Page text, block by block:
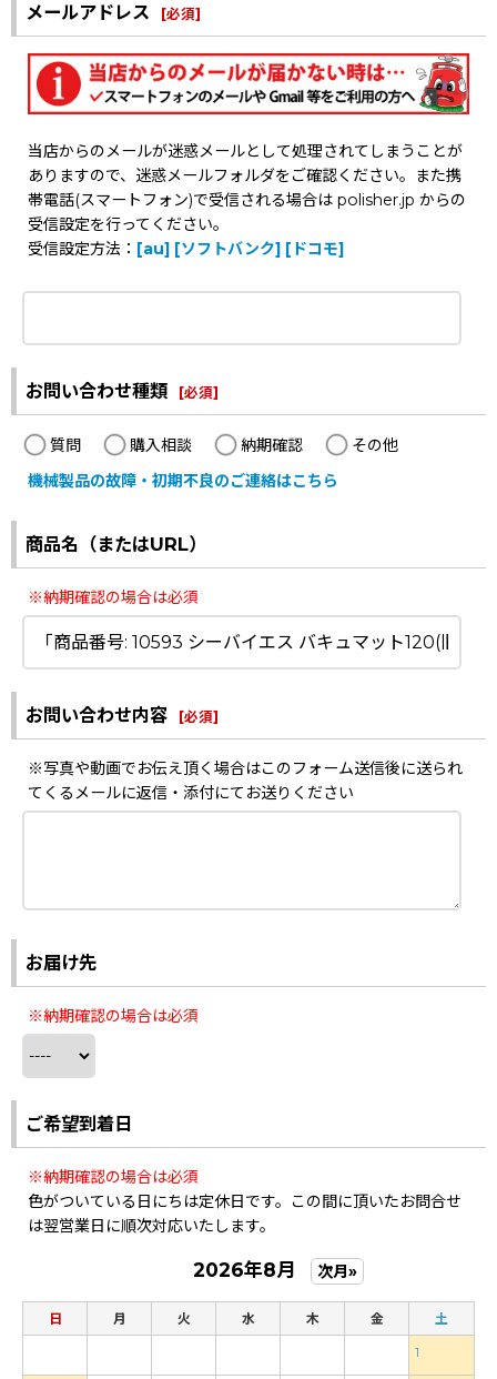
メールアドレス [必須]
当店からのメールが迷惑メールとして処理されてしまうことが
ありますので、迷惑メールフォルダをご確認ください。また携
帯電話(スマートフォン)で受信される場合は polisher.jp からの
受信設定を行ってください。
受信設定方法： [au] [ソフトバンク] [ドコモ]
お問い合わせ種類 [必須]
質問 購入相談 納期確認
その他
機械製品の故障・初期不良のご連絡はこちら
商品名（またはURL）
※納期確認の場合は必須
お問い合わせ内容 [必須]
※写真や動画でお伝え頂く場合はこのフォーム送信後に送られ
てくるメールに返信・添付にてお送りください
お届け先
※納期確認の場合は必須
ご希望到着日
※納期確認の場合は必須
色がついている日にちは定休日です。この間に頂いたお問合せ
は翌営業日に順次対応いたします。
2026年8月 次月»
日 月 火 水 木 金 土
1